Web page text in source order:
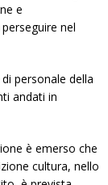
e
nel
personale della
andati in
è emerso che
cultura, nello